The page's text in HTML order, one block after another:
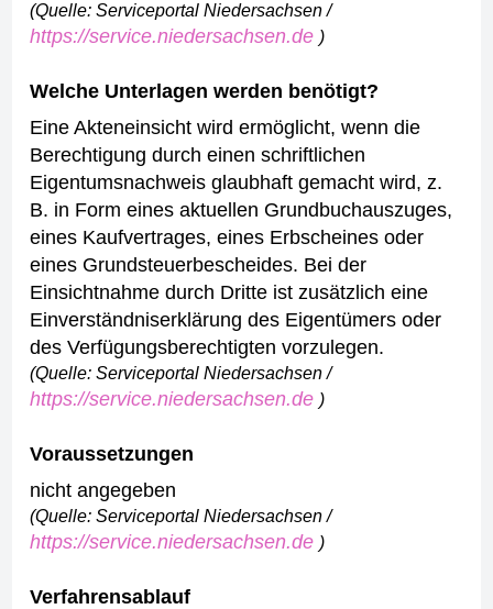
(Quelle: Serviceportal Niedersachsen /
https://service.niedersachsen.de )
Welche Unterlagen werden benötigt?
Eine Akteneinsicht wird ermöglicht, wenn die
Berechtigung durch einen schriftlichen
Eigentumsnachweis glaubhaft gemacht wird, z.
B. in Form eines aktuellen Grundbuchauszuges,
eines Kaufvertrages, eines Erbscheines oder
eines Grundsteuerbescheides. Bei der
Einsichtnahme durch Dritte ist zusätzlich eine
Einverständniserklärung des Eigentümers oder
des Verfügungsberechtigten vorzulegen.
(Quelle: Serviceportal Niedersachsen /
https://service.niedersachsen.de )
Voraussetzungen
nicht angegeben
(Quelle: Serviceportal Niedersachsen /
https://service.niedersachsen.de )
Verfahrensablauf